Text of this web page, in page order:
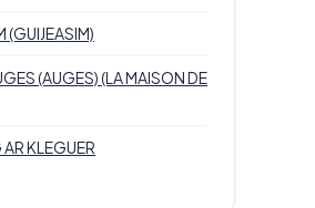
(GUIJEASIM)
(AUGES) (LA MAISON DE
KLEGUER